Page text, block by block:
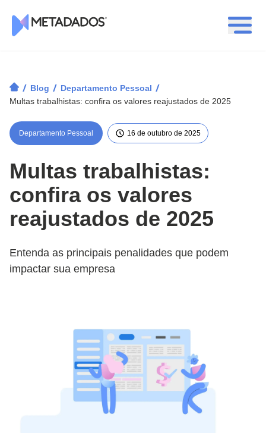
/ Blog / Departamento Pessoal /
Multas trabalhistas: confira os valores reajustados de 2025
Departamento Pessoal 16 de outubro de 2025
Multas trabalhistas:
confira os valores
reajustados de 2025
Entenda as principais penalidades que podem
impactar sua empresa